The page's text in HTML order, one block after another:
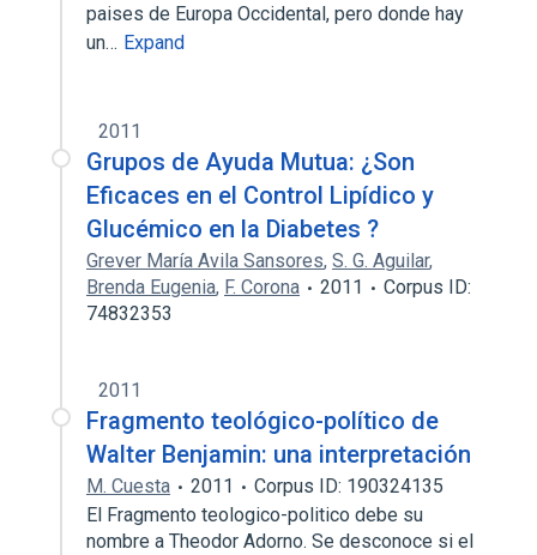
paises de Europa Occidental, pero donde hay
un… Expand
2011
Grupos de Ayuda Mutua: ¿Son
Eficaces en el Control Lipídico y
Glucémico en la Diabetes ?
Grever María Avila Sansores, S. G. Aguilar,
Brenda Eugenia, F. Corona 2011
Corpus ID:
74832353
2011
Fragmento teológico-político de
Walter Benjamin: una interpretación
M. Cuesta 2011
Corpus ID: 190324135
El Fragmento teologico-politico debe su
nombre a Theodor Adorno. Se desconoce si el